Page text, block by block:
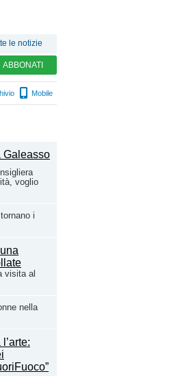
le notizie
ABBONATI
Mobile
voglio
i
visita al
nella